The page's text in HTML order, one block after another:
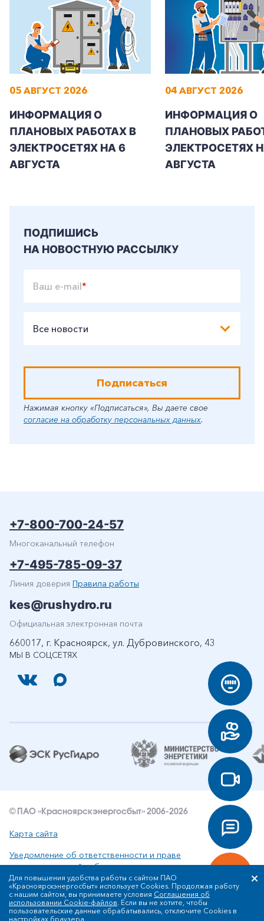
+7-800-700-24-57
Заказать обратный звонок
Частным клиентам
Корпоративным клиентам
05 АВГУСТ 2026
ИНФОРМАЦИЯ О
ПЛАНОВЫХ РАБОТАХ В
ЭЛЕКТРОСЕТЯХ НА 6
АВГУСТА
04 АВГУСТ 2026
ИНФОРМАЦИЯ О
ПЛАНОВЫХ
ЭЛЕКТРОСЕТЯХ
АВГУСТА
ПОДПИШИСЬ
НА НОВОСТНУЮ РАССЫЛКУ
Ваш e-mail*
Все новости
Подписаться
Нажимая кнопку «Подписаться», Вы даете свое
согласие на обработку персональных данных.
МЫ В СОЦСЕТЯХ
+7-800-700-24-57
Многоканальный телефон
+7-495-785-09-37
Линия доверия Правила работы
kes@rushydro.ru
Официальная электронная почта
660017, г. Красноярск, ул. Дубровинского, 43
© ПАО «Красноярскэнергосбыт» 2006-2026
Карта сайта
Уведомление об ответственности и праве
интеллектуальной собственности
Политика ПАО «Красноярскэнергосбыт» в отношении
обработки персональных данных
Для повышения удобства работы с сайтом ПАО
«Красноярскэнергосбыт» использует Cookies. Продолжая работу
с нашим сайтом, вы принимаете условия Соглашения об
использовании Cookie-файлов. Если вы не хотите, чтобы
пользовательские данные обрабатывались, отключите Cookies в
настройках браузера.